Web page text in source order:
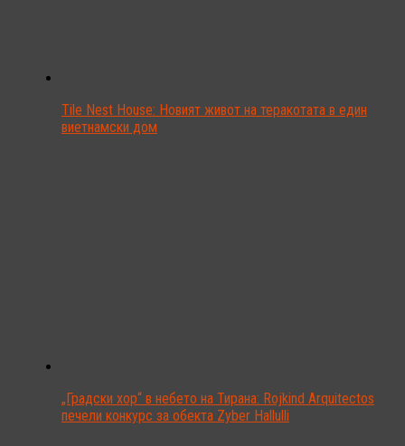
Tile Nest House: Новият живот на теракотата в един
виетнамски дом
„Градски хор“ в небето на Тирана: Rojkind Arquitectos
печели конкурс за обекта Zyber Hallulli